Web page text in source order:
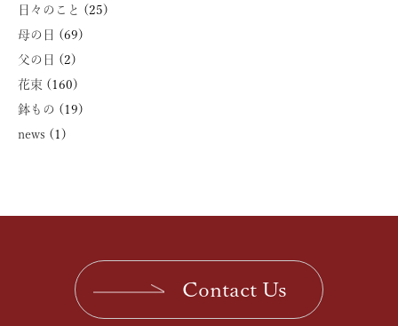
日々のこと
(25)
母の日
(69)
父の日
(2)
花束 (160)
鉢もの (19)
news (1)
Contact Us